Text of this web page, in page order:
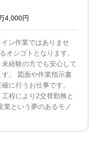
4,000円
イン作業ではありませ
オシゴトとなります。
経験の方でも安心して
。 図面や作業指示書
に行うお仕事です。
程により2交替勤務と
業という夢のあるモノ